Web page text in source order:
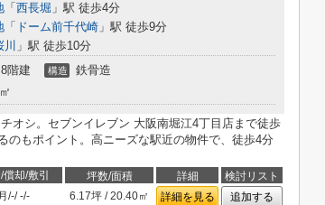
「 西長堀 」駅 徒歩4分
「 ドーム前千代崎 」駅 徒歩9分
川 」駅 徒歩10分
8階建 構造 鉄骨造
オシ。セブンイレブン 大阪南堀江4丁目店まで徒歩
のもポイント。高ニーズな駅近の物件で、徒歩4分
却/敷引 坪数/面積 詳細
検討リスト
/-/-/- 6.17坪 / 20.40㎡ 詳細を見る 追加する